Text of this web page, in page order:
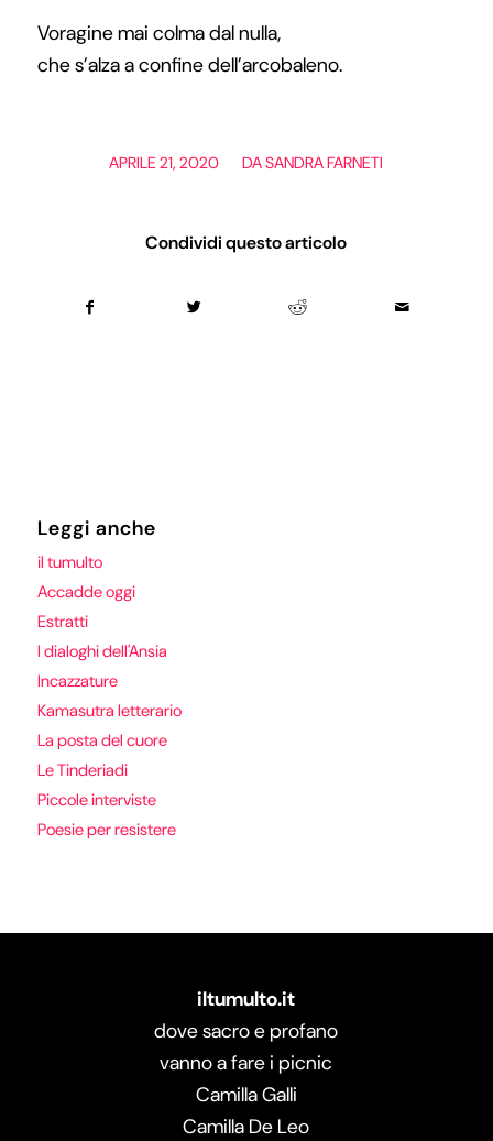
Voragine mai colma dal nulla,
che s’alza a confine dell’arcobaleno.
APRILE 21, 2020
/ DASANDRA FARNETI
Condividi questo articolo
Leggi anche
il tumulto
Accadde oggi
Estratti
I dialoghi dell'Ansia
Incazzature
Kamasutra letterario
La posta del cuore
Le Tinderiadi
Piccole interviste
Poesie per resistere
iltumulto.it
dove sacro e profano
vanno a fare i picnic
Camilla Galli
Camilla De Leo